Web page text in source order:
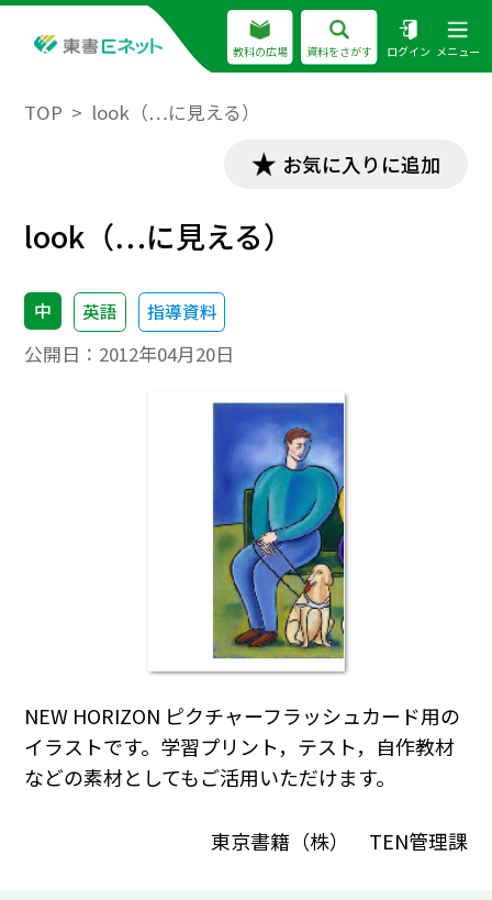
教科の広場 資料をさがす ログイン メニュー
TOP look（…に見える）
お気に入りに追加
look（…に見える）
中 英語 指導資料
公開日： 2012年04月20日
NEW HORIZON ピクチャーフラッシュカード用の
イラストです。学習プリント，テスト，自作教材
などの素材としてもご活用いただけます。
東京書籍（株） TEN管理課